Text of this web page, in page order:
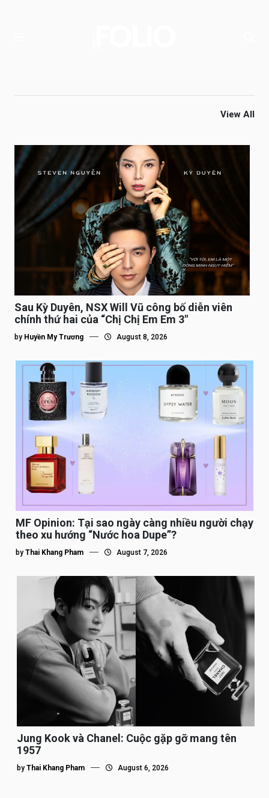
View All
Sau Kỳ Duyên, NSX Will Vũ công bố diễn viên
chính thứ hai của “Chị Chị Em Em 3″
by Huyền My Trương August 8, 2026
MF Opinion: Tại sao ngày càng nhiều người chạy
theo xu hướng “Nước hoa Dupe”?
by Thai Khang Pham August 7, 2026
Jung Kook và Chanel: Cuộc gặp gỡ mang tên
1957
by Thai Khang Pham August 6, 2026